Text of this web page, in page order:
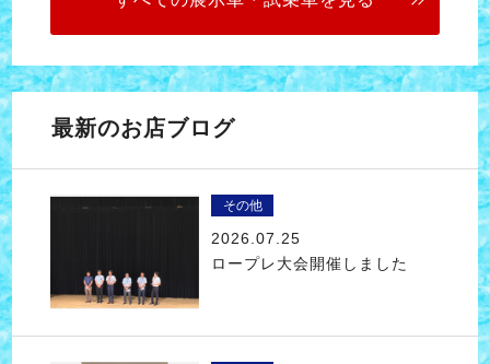
最新のお店ブログ
その他
2026.07.25
ロープレ大会開催しました